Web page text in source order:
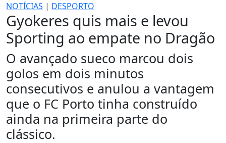
NOTÍCIAS | DESPORTO
Gyokeres quis mais e levou
Sporting ao empate no Dragão
O avançado sueco marcou dois
golos em dois minutos
consecutivos e anulou a vantagem
que o FC Porto tinha construído
ainda na primeira parte do
clássico.